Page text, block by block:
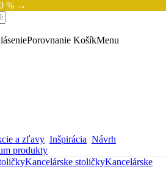
% →
Porovnanie KošíkMenu
a zľavy Inšpirácia Návrh
produkty
Kancelárske stoličkyKancelárske